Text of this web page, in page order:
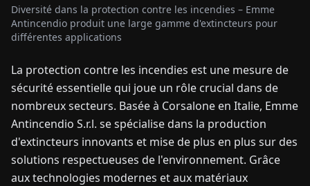
CONTACTEZ-
NOUS
Diversité dans la protection contre les incendies – Emme
Antincendio produit une large gamme d'extincteurs pour
différentes applications
La protection contre les incendies est une mesure de
sécurité essentielle qui joue un rôle crucial dans de
nombreux secteurs. Basée à Corsalone en Italie, Emme
Antincendio S.r.l. se spécialise dans la production
d'extincteurs innovants et mise de plus en plus sur des
solutions respectueuses de l'environnement. Grâce
aux technologies modernes et aux matériaux